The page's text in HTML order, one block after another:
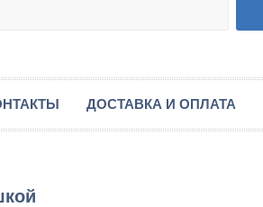
ДОСТАВКА И ОПЛАТА